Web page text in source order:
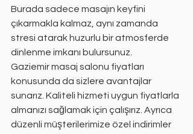
Burada sadece masajın keyfini
çıkarmakla kalmaz, aynı zamanda
stresi atarak huzurlu bir atmosferde
dinlenme imkanı bulursunuz.
Gaziemir masaj salonu fiyatları
konusunda da sizlere avantajlar
sunarız. Kaliteli hizmeti uygun fiyatlarla
almanızı sağlamak için çalışırız. Ayrıca
düzenli müşterilerimize özel indirimler